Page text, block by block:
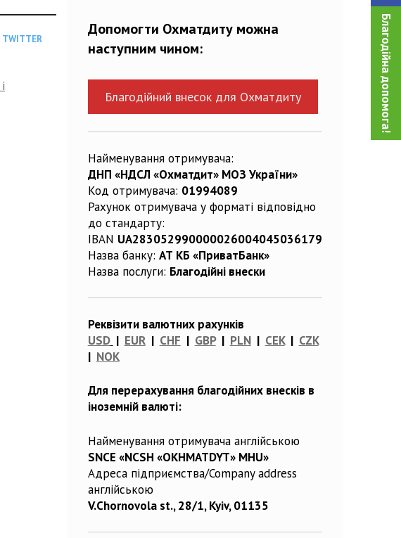
Благодійна допомога!
TWITTER
Допомогти Охматдиту можна
наступним чином:
Благодійний внесок для Охматдиту
Найменування отримувача:
ДНП «НДСЛ «Охматдит» МОЗ України»
Код отримувача: 01994089
Рахунок отримувача у форматі відповідно
до стандарту:
IBAN UA283052990000026004045036179
Назва банку: АТ КБ «ПриватБанк»
Назва послуги: Благодійні внески
Реквізити валютних рахунків
USD | EUR| CHF | GBP| PLN| CEK| CZK
| NOK
Для перерахування благодійних внесків в
іноземній валюті:
Найменування отримувача англійською
SNCE «NCSH «OKHMATDYT» MHU»
Адреса підприємства/Company address
англійською
V.Chornovola st., 28/1, Kyiv, 01135